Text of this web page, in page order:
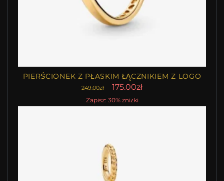
PIERŚCIONEK Z PŁASKIM ŁĄCZNIKIEM Z LOGO
249.00zł 175.00zł
Zapisz: 30% zniżki